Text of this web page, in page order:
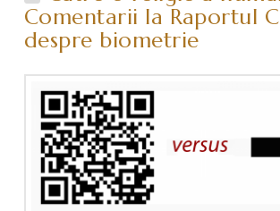
Comentarii la Raportul
despre biometrie